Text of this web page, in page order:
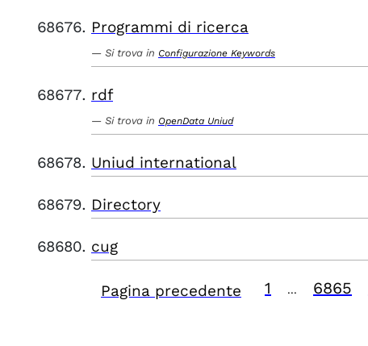
Programmi di ricerca
Si trova in Configurazione Keywords
rdf
Si trova in OpenData Uniud
Uniud international
Directory
cug
Pagina precedente 1 6865